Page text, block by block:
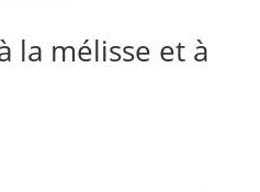
la mélisse et à